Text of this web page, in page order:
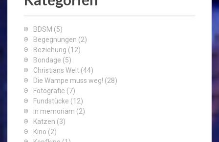
BDSM (5)
Begegnungen (2)
Beziehung (12)
Bondage (5)
Christians Welt (44)
Die Wampe muss weg! (28)
Fotografie (7)
Fundstücke (12)
in memoriam (2)
Katzen (3)
Kino (2)